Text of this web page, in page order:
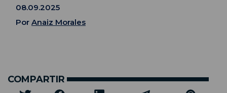
08.09.2025
Por Anaiz Morales
COMPARTIR